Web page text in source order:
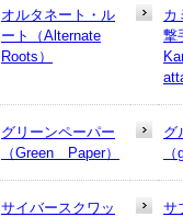
オルタネート・ル
ート（Alternate
Roots）
カ
撃
グリーンペーパー
（Green Paper）
グ
サイバースクワッ
サ